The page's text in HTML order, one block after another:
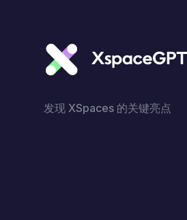
发现 XSpaces 的关键亮点